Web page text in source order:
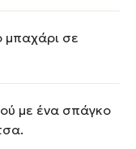
μπαχάρι σε
με ένα σπάγκο